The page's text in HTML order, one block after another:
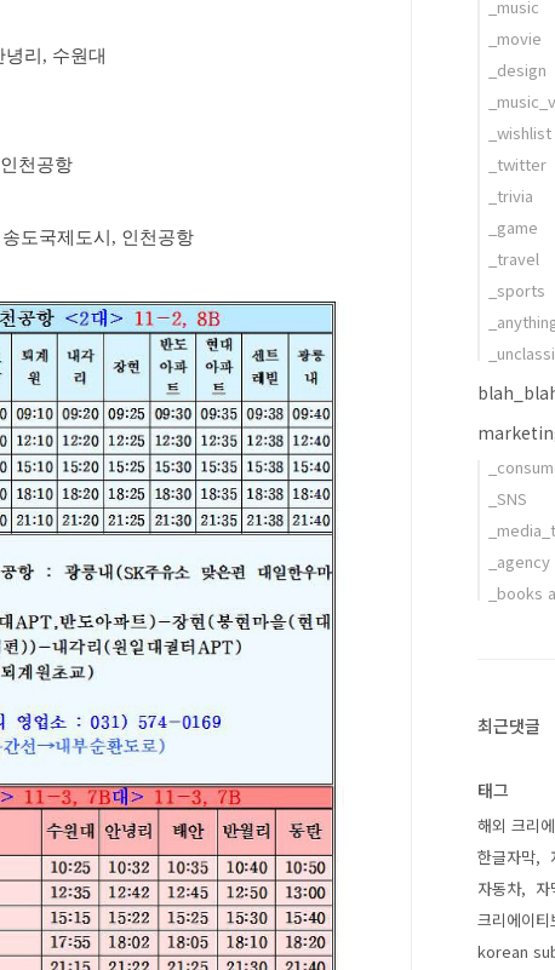
리, 수원대
천공항
도국제도시, 인천공항
_music
_movie
_design
_wishlist
_twitter
_trivia
_game
_travel
_sports
_SNS
_agency
_books
최근댓글
태그
해외 크리
한글자막
자동차
자
크리에이티
korean